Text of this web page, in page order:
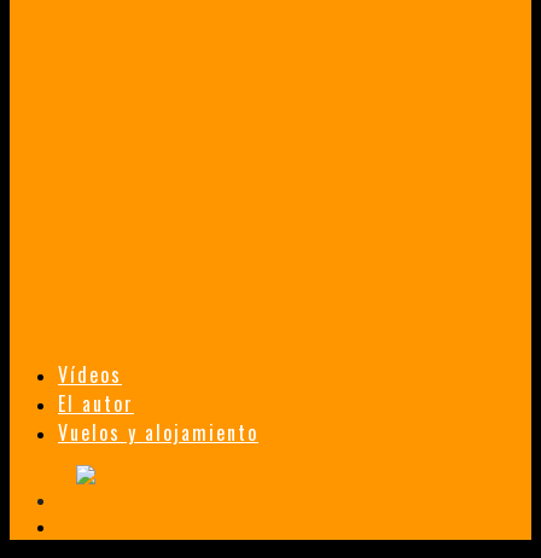
Vídeos
El autor
Vuelos y alojamiento